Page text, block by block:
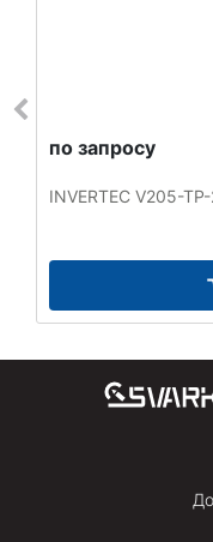
по запросу
INVERTEC V205-